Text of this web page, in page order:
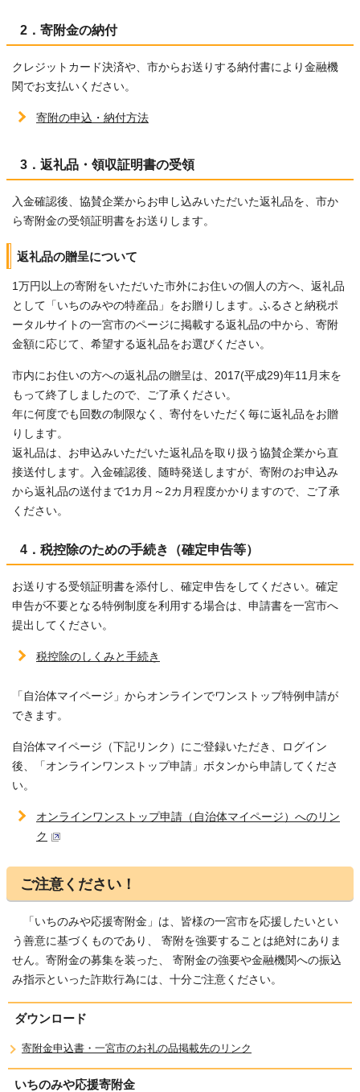
2．寄附金の納付
クレジットカード決済や、市からお送りする納付書により金融機
関でお支払いください。
寄附の申込・納付方法
3．返礼品・領収証明書の受領
入金確認後、協賛企業からお申し込みいただいた返礼品を、市か
ら寄附金の受領証明書をお送りします。
返礼品の贈呈について
1万円以上の寄附をいただいた市外にお住いの個人の方へ、返礼品
として「いちのみやの特産品」をお贈りします。ふるさと納税ポ
ータルサイトの一宮市のページに掲載する返礼品の中から、寄附
金額に応じて、希望する返礼品をお選びください。
市内にお住いの方への返礼品の贈呈は、2017(平成29)年11月末を
もって終了しましたので、ご了承ください。
年に何度でも回数の制限なく、寄付をいただく毎に返礼品をお贈
りします。
返礼品は、お申込みいただいた返礼品を取り扱う協賛企業から直
接送付します。入金確認後、随時発送しますが、寄附のお申込み
から返礼品の送付まで1カ月～2カ月程度かかりますので、ご了承
ください。
4．税控除のための手続き（確定申告等）
お送りする受領証明書を添付し、確定申告をしてください。確定
申告が不要となる特例制度を利用する場合は、申請書を一宮市へ
提出してください。
税控除のしくみと手続き
「自治体マイページ」からオンラインでワンストップ特例申請が
できます。
自治体マイページ（下記リンク）にご登録いただき、ログイン
後、「オンラインワンストップ申請」ボタンから申請してくださ
い。
オンラインワンストップ申請（自治体マイページ）へのリン
ク
ご注意ください！
「いちのみや応援寄附金」は、皆様の一宮市を応援したいとい
う善意に基づくものであり、 寄附を強要することは絶対にありま
せん。寄附金の募集を装った、 寄附金の強要や金融機関への振込
み指示といった詐欺行為には、十分ご注意ください。
ダウンロード
寄附金申込書・一宮市のお礼の品掲載先のリンク
いちのみや応援寄附金